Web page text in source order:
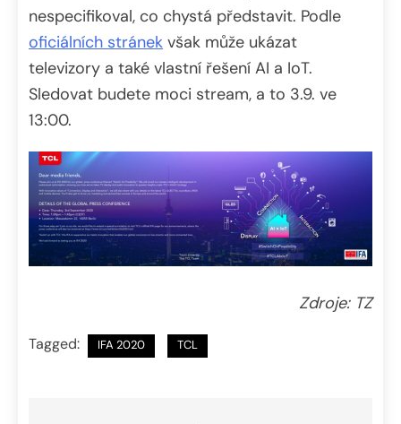
nespecifikoval, co chystá představit. Podle
oficiálních stránek však může ukázat
televizory a také vlastní řešení AI a IoT.
Sledovat budete moci stream, a to 3.9. ve
13:00.
Zdroje: TZ
Tagged: IFA 2020 TCL